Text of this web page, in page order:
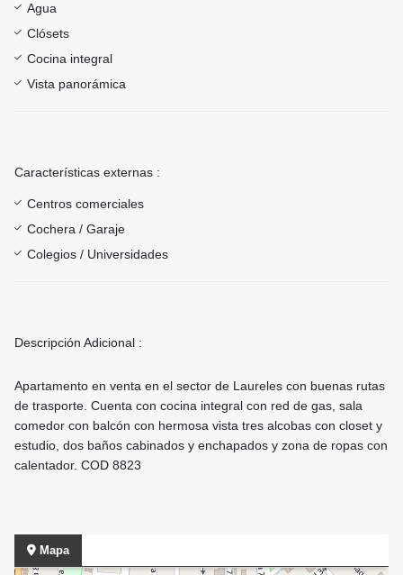
Agua
Clósets
Cocina integral
Vista panorámica
Características externas :
Centros comerciales
Cochera / Garaje
Colegios / Universidades
Descripción Adicional :
Apartamento en venta en el sector de Laureles con buenas rutas
de trasporte. Cuenta con cocina integral con red de gas, sala
comedor con balcón con hermosa vista tres alcobas con closet y
estudio, dos baños cabinados y enchapados y zona de ropas con
calentador. COD 8823
Mapa